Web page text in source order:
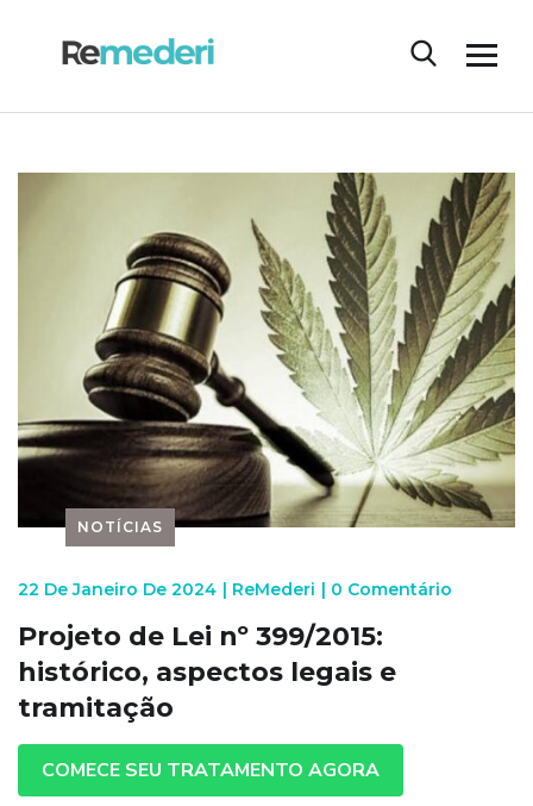
NOTÍCIAS
22 De Janeiro De 2024 | ReMederi | 0 Comentário
Projeto de Lei nº 399/2015:
histórico, aspectos legais e
tramitação
COMECE SEU TRATAMENTO AGORA